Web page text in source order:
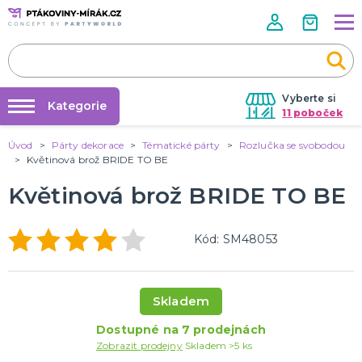
Vyberte si
11 poboček
Půjčovna kostýmů
Nafukování balónků
Prodejny
Rozvoz
Kategorie
KOSTÝMY A DOPLŇKY
Zvířata
Kluci
Vánoce
Klauni
Kovbojové a indiáni
Velikonoce
Pohádky
Film a TV
Holky
Halloween
Historické
Piráti
Teens
Uniformy
Frozen
Kontaktní čočky
Nalepovací řasy
Tekutý latex a jizvy
Rozlučka se svobodou
Karnevalové sady
Tematické doplňky
DALŠÍ KATEGORIE
Úvod Párty dekorace Tématické párty
Rozlučka se svobodou
Květinová brož BRIDE TO BE
Květinová brož BRIDE TO BE
Kód: SM48053
Skladem
Dostupné na 7 prodejnách
Zobrazit prodejny Skladem >5 ks